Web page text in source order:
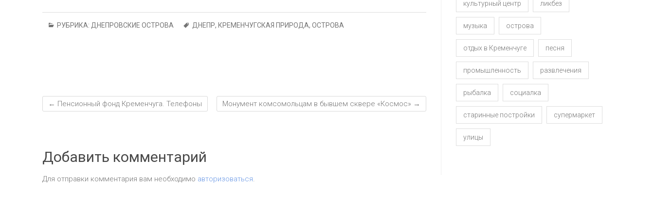
t
o
ok
t
n
a
m
A
p
er ur
n
а
в
РУБРИКА: ДНЕПРОВСКИЕ ОСТРОВА ДНЕПР, КРЕМЕНЧУГСКАЯ ПРИРОДА, ОСТРОВА
← Пенсионный фонд Кременчуга. Телефоны Монумент комсомольцам в бывшем сквере «Космос» →
Добавить комментарий
Для отправки комментария вам необходимо авторизоваться.
культурный центр ликбез
музыка острова
отдых в Кременчуге песня
промышленность развлечения
рыбалка социалка
старинные постройки супермаркет
улицы